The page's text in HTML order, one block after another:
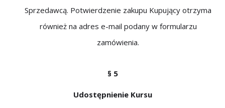
Sprzedawcą. Potwierdzenie zakupu Kupujący otrzyma
również na adres e-mail podany w formularzu
zamówienia.
§ 5
Udostępnienie Kursu